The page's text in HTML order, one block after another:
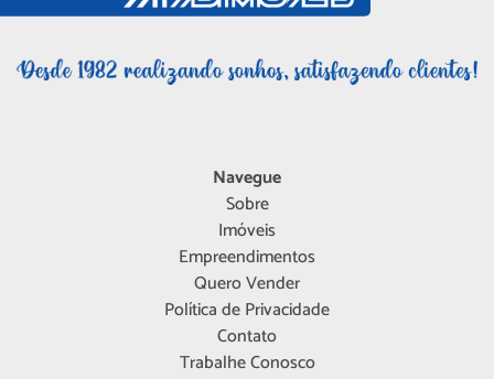
Navegue
Sobre
Imóveis
Empreendimentos
Quero Vender
Política de Privacidade
Contato
Trabalhe Conosco